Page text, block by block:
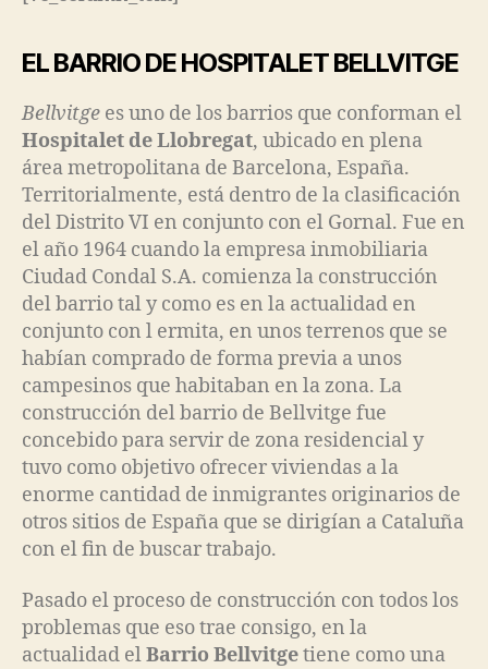
EL BARRIO DE HOSPITALET BELLVITGE
Bellvitge es uno de los barrios que conforman el
Hospitalet de Llobregat, ubicado en plena
área metropolitana de Barcelona, España.
Territorialmente, está dentro de la clasificación
del Distrito VI en conjunto con el Gornal. Fue en
el año 1964 cuando la empresa inmobiliaria
Ciudad Condal S.A. comienza la construcción
del barrio tal y como es en la actualidad en
conjunto con l ermita, en unos terrenos que se
habían comprado de forma previa a unos
campesinos que habitaban en la zona. La
construcción del barrio de Bellvitge fue
concebido para servir de zona residencial y
tuvo como objetivo ofrecer viviendas a la
enorme cantidad de inmigrantes originarios de
otros sitios de España que se dirigían a Cataluña
con el fin de buscar trabajo.
Pasado el proceso de construcción con todos los
problemas que eso trae consigo, en la
actualidad elBarrio Bellvitgetiene como una